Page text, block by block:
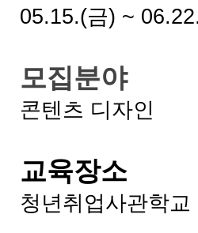
05.15.(금) ~
모집분야
콘텐츠 디자인
교육장소
청년취업사관학